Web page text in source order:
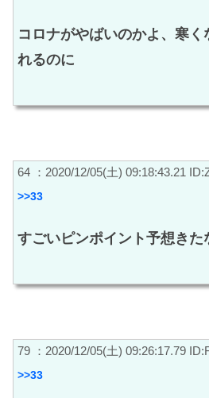
コロナがやばいのかよ、寒
れるのに
64 ：2020/12/05(土) 09:18:43.21
>>33
すごいピンポイント予想きた
79 ：2020/12/05(土) 09:26:17.79
>>33